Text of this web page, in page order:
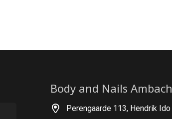
Body and Nails
Perengaarde 113, Hendrik